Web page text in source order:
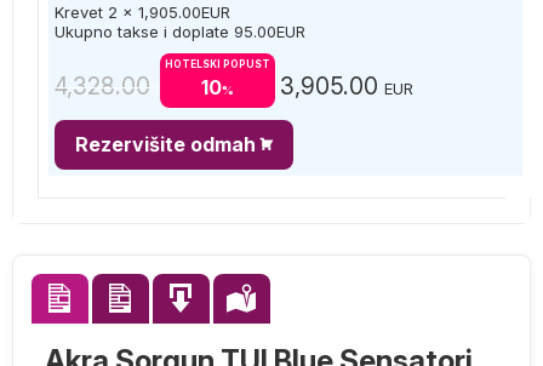
Krevet 2 x 1,905.00EUR
Ukupno takse i doplate 95.00EUR
4,328.00
HOTELSKI POPUST
10% 3,905.00 EUR
Rezervišite odmah